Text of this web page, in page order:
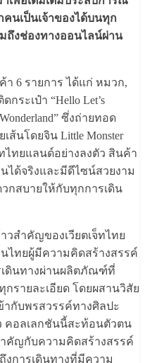
นเป็นเจ้าของได้บนทุก
ถึงช่องทางออนไลน์ผ่าน
6 รายการ ได้แก่ หมวก,
กระเป๋า “Hello Let’s
ซึ่งถ่ายทอด
นโดยจิน Little Monster
ไทยแลนด์อย่างลงตัว สินค้า
ได้จริงและมีดีไซน์สวยงาม
กสบายให้กับทุกการเดิน
สำคัญของเวียตเจ็ทไทย
ไทยผู้มีความคิดสร้างสรรค์
ดินทางผ่านผลิตภัณฑ์ที่
รายละเอียด โดยผสานวิสัย
กับพรสวรรค์ทางศิลปะ
คอลเลกชันนี้สะท้อนตัวตน
คัญกับความคิดสร้างสรรค์
งการเดินทางที่มีความ